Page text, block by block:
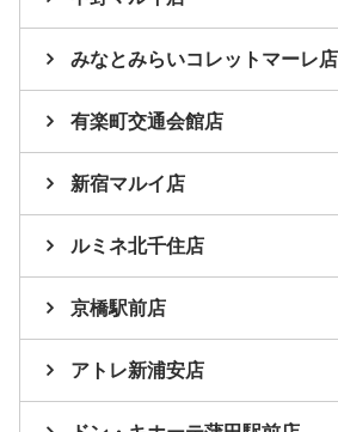
みなとみらいコレットマーレ店
有楽町交通会館店
新宿マルイ店
ルミネ北千住店
京橋駅前店
アトレ新浦安店